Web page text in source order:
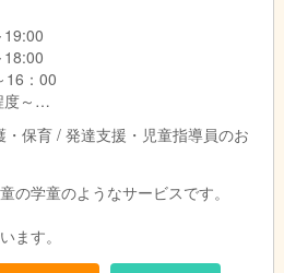
：00
～
間帯をお選びいただけます。
ルバイトの方は、週１からＯＫで
からＯＫです。
・保育 / 発達支援・児童指導員のお
の学童のようなサービスです。
ます。